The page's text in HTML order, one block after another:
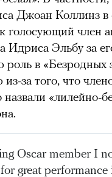
Джоан Коллинз в
голосующий член
Идриса Эльбу за
роль в «Безродных
за того, что
назвали «лилейно-
Oscar member I
great performance